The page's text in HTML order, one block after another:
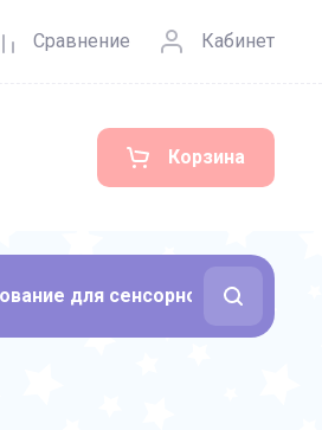
Сравнение Кабинет
Корзина
для сенсорной комнаты